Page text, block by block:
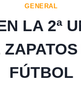
GENERAL
LA 2ª
FÚTBOL